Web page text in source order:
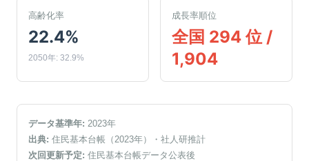
高齢化率
22.4%
2050年: 32.9%
成長率順位
全国 294 位 /
1,904
データ基準年: 2023年
出典: 住民基本台帳（2023年）
・社人研推計
次回更新予定: 住民基本台帳データ公表後